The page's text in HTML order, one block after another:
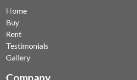
Home
Buy
Rent
Testimonials
Gallery
Company